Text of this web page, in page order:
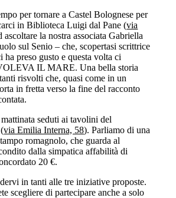
per tornare a Castel Bolognese per
in Biblioteca Luigi dal Pane (via
ascoltare la nostra associata Gabriella
sul Senio – che, scopertasi scrittrice
ha preso gusto e questa volta ci
IL MARE. Una bella storia
risvolti che, quasi come in un
in fretta verso la fine del racconto
seduti ai tavolini del
via Emilia Interna, 58). Parliamo di una
romagnolo, che guarda al
dalla simpatica affabilità di
20 €.
in tanti alle tre iniziative proposte.
scegliere di partecipare anche a solo